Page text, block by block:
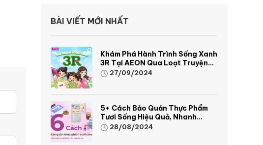
BÀI VIẾT MỚI NHẤT
Khám Phá Hành Trình Sống Xanh
3R Tại AEON Qua Loạt Truyện
Tranh Sinh Động Và Thú Vị
27/09/2024
5+ Cách Bảo Quản Thực Phẩm
Tươi Sống Hiệu Quả, Nhanh
Chóng
28/08/2024